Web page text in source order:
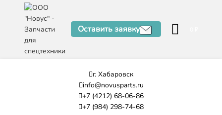
Оставить заявку
г. Хабаровск
info@novusparts.ru
+7 (4212) 68-06-86
+7 (984) 298-74-68